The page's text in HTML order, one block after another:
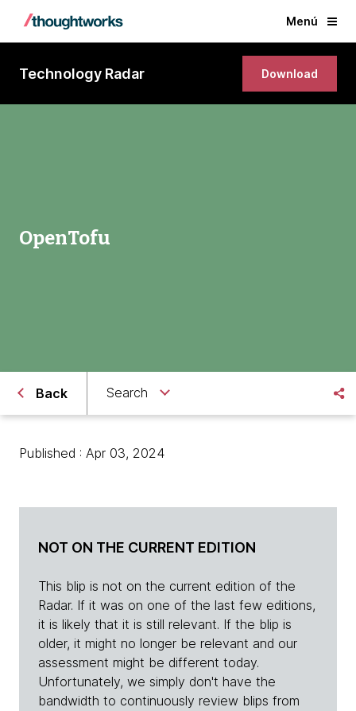
Menú
Technology Radar Download
OpenTofu
Back Search
Published : Apr 03, 2024
NOT ON THE CURRENT EDITION
This blip is not on the current edition of the
Radar. If it was on one of the last few editions,
it is likely that it is still relevant. If the blip is
older, it might no longer be relevant and our
assessment might be different today.
Unfortunately, we simply don't have the
bandwidth to continuously review blips from